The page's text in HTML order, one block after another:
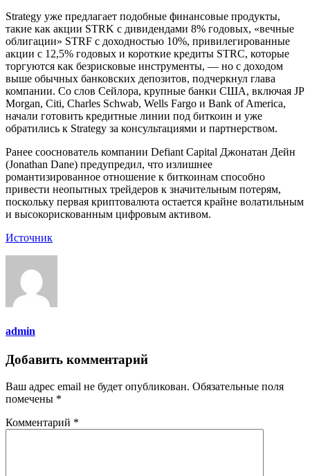
Strategy уже предлагает подобные финансовые продукты,
такие как акции STRK с дивидендами 8% годовых, «вечные
облигации» STRF с доходностью 10%, привилегированные
акции с 12,5% годовых и короткие кредиты STRC, которые
торгуются как безрисковые инструменты, — но с доходом
выше обычных банковских депозитов, подчеркнул глава
компании. Со слов Сейлора, крупные банки США, включая JP
Morgan, Citi, Charles Schwab, Wells Fargo и Bank of America,
начали готовить кредитные линии под биткоин и уже
обратились к Strategy за консультациями и партнерством.
Ранее сооснователь компании Defiant Capital Джонатан Дейн
(Jonathan Dane) предупредил, что излишнее
романтизированное отношение к биткоинам способно
привести неопытных трейдеров к значительным потерям,
поскольку первая криптовалюта остается крайне волатильным
и высокорискованным цифровым активом.
Источник
admin
Добавить комментарий
Ваш адрес email не будет опубликован. Обязательные поля
помечены *
Комментарий *